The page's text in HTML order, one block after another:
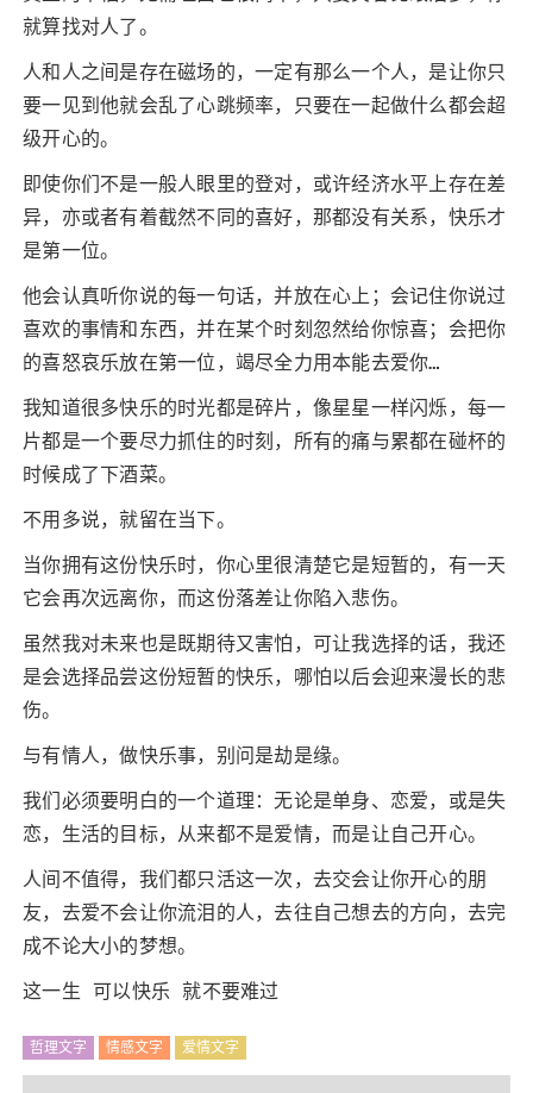
就算找对人了。
人和人之间是存在磁场的，一定有那么一个人，是让你只
要一见到他就会乱了心跳频率，只要在一起做什么都会超
级开心的。
即使你们不是一般人眼里的登对，或许经济水平上存在差
异，亦或者有着截然不同的喜好，那都没有关系，快乐才
是第一位。
他会认真听你说的每一句话，并放在心上；会记住你说过
喜欢的事情和东西，并在某个时刻忽然给你惊喜；会把你
的喜怒哀乐放在第一位，竭尽全力用本能去爱你…
我知道很多快乐的时光都是碎片，像星星一样闪烁，每一
片都是一个要尽力抓住的时刻，所有的痛与累都在碰杯的
时候成了下酒菜。
不用多说，就留在当下。
当你拥有这份快乐时，你心里很清楚它是短暂的，有一天
它会再次远离你，而这份落差让你陷入悲伤。
虽然我对未来也是既期待又害怕，可让我选择的话，我还
是会选择品尝这份短暂的快乐，哪怕以后会迎来漫长的悲
伤。
与有情人，做快乐事，别问是劫是缘。
我们必须要明白的一个道理：无论是单身、恋爱，或是失
恋，生活的目标，从来都不是爱情，而是让自己开心。
人间不值得，我们都只活这一次，去交会让你开心的朋
友，去爱不会让你流泪的人，去往自己想去的方向，去完
成不论大小的梦想。
这一生 可以快乐 就不要难过
哲理文字 情感文字 爱情文字